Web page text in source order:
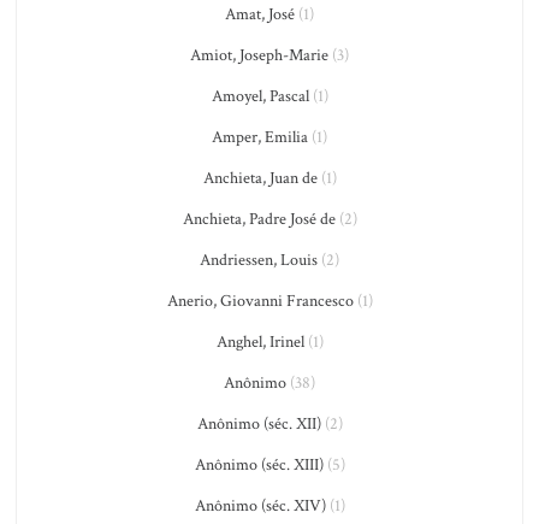
Amat, José (1)
Amiot, Joseph-Marie (3)
Amoyel, Pascal(1)
Amper, Emilia (1)
Anchieta, Juan de(1)
Anchieta, Padre José de(2)
Andriessen, Louis (2)
Anerio, Giovanni Francesco(1)
Anghel, Irinel(1)
Anônimo (38)
Anônimo (séc. XII)(2)
Anônimo (séc. XIII)(5)
Anônimo (séc. XIV)(1)